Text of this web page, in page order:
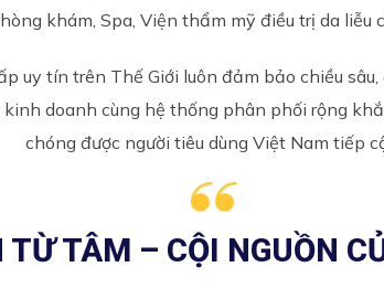
khám, Spa, Viện thẩm mỹ điều trị da liễu
uy tín trên Thế Giới luôn đảm bảo chiều
doanh cùng hệ thống phân phối rộng
chóng được người tiêu dùng Việt Nam tiếp
TÂM – CỘI NGUỒN